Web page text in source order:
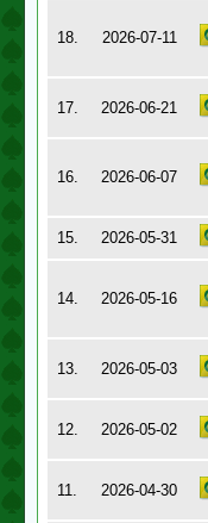
18. 2026-07-11
17. 2026-06-21
16. 2026-06-07
15. 2026-05-31
14. 2026-05-16
13. 2026-05-03
12. 2026-05-02
11. 2026-04-30